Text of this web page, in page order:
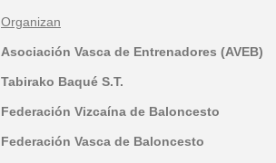
Organizan
Asociación Vasca de Entrenadores (AVEB)
Tabirako Baqué S.T.
Federación Vizcaína de Baloncesto
Federación Vasca de Baloncesto